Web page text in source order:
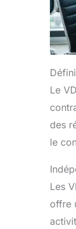
Le
des
le
Les
offre